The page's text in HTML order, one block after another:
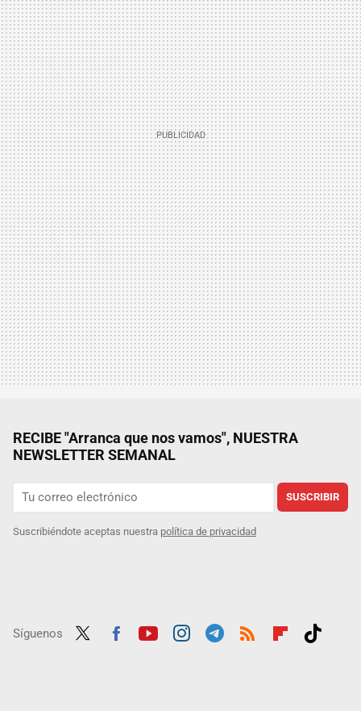
RECIBE "Arranca que nos vamos", NUESTRA
NEWSLETTER SEMANAL
SUSCRIBIR
Suscribiéndote aceptas nuestra política de privacidad
Síguenos